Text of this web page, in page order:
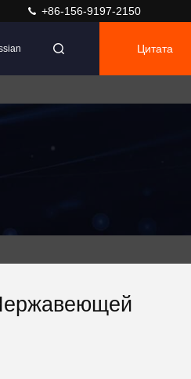
+86-156-9197-2150
Цитата